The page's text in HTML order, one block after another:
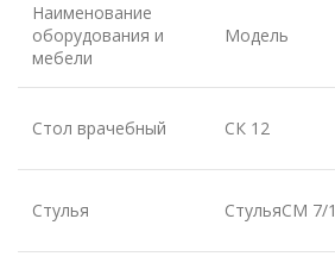
Наименование
оборудования и
мебели
Модель
Стол врачебный СК 12
Стулья СтульяСМ 7/1